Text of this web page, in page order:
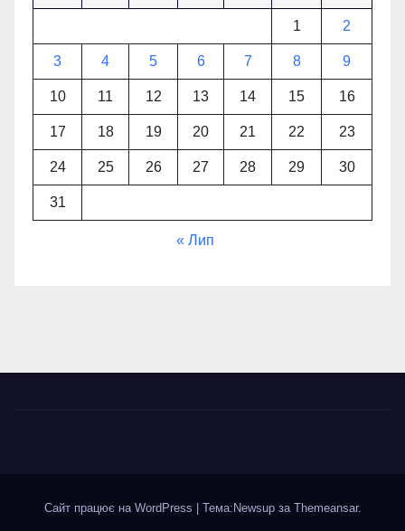
1 2
3 4 5 6 7 8 9
10 11 12 13 14 15 16
17 18 19 20 21 22 23
24 25 26 27 28 29 30
31
« Лип
Сайт працює на WordPress Тема:Newsup за Themeansar.